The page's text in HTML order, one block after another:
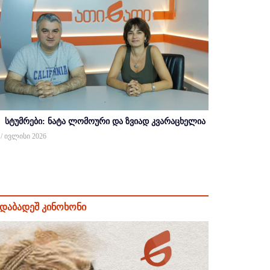
სტუმრები: ნატა ლომოური და ზვიად კვარაცხელია
/ ივლისი 2026
კინოხონი